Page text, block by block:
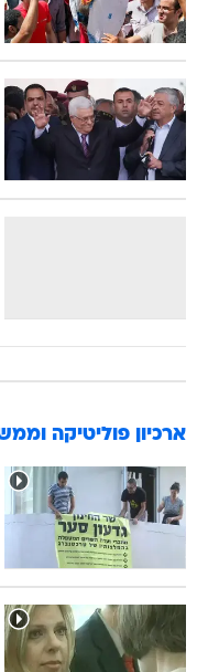
ארכיון פוליטיקה וממשל